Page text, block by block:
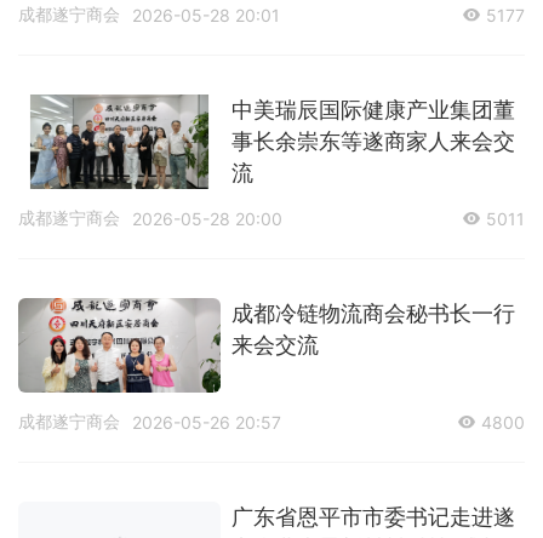
成都遂宁商会 2026-05-28 20:01 5177
中美瑞辰国际健康产业集团董
事长余崇东等遂商家人来会交
流
成都遂宁商会 2026-05-28 20:00 5011
成都冷链物流商会秘书长一行
来会交流
成都遂宁商会 2026-05-26 20:57 4800
广东省恩平市市委书记走进遂